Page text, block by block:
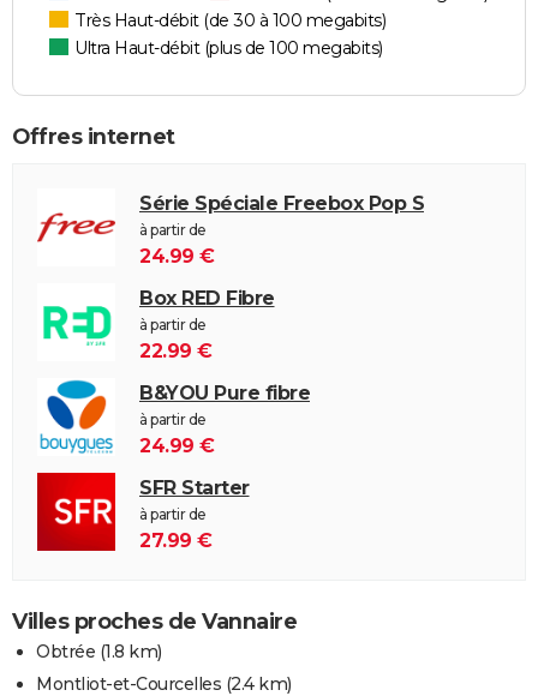
Très Haut-débit (de 30 à 100 megabits)
Ultra Haut-débit (plus de 100 megabits)
Offres internet
Série Spéciale Freebox Pop S
à partir de
24.99 €
Box RED Fibre
à partir de
22.99 €
B&YOU Pure fibre
à partir de
24.99 €
SFR Starter
à partir de
27.99 €
Villes proches de Vannaire
Obtrée (1.8 km)
Montliot-et-Courcelles (2.4 km)